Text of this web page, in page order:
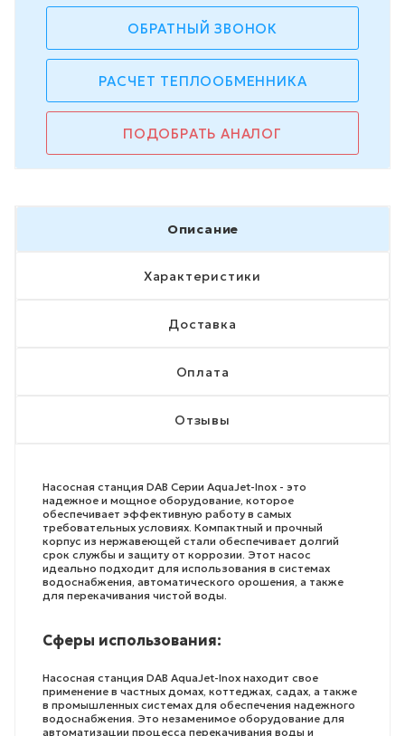
ОБРАТНЫЙ ЗВОНОК
РАСЧЕТ ТЕПЛООБМЕННИКА
ПОДОБРАТЬ АНАЛОГ
Описание
Характеристики
Доставка
Оплата
Отзывы
Насосная станция DAB Серии AquaJet-Inox - это
надежное и мощное оборудование, которое
обеспечивает эффективную работу в самых
требовательных условиях. Компактный и прочный
корпус из нержавеющей стали обеспечивает долгий
срок службы и защиту от коррозии. Этот насос
идеально подходит для использования в системах
водоснабжения, автоматического орошения, а также
для перекачивания чистой воды.
Сферы использования:
Насосная станция DAB AquaJet-Inox находит свое
применение в частных домах, коттеджах, садах, а также
в промышленных системах для обеспечения надежного
водоснабжения. Это незаменимое оборудование для
автоматизации процесса перекачивания воды и